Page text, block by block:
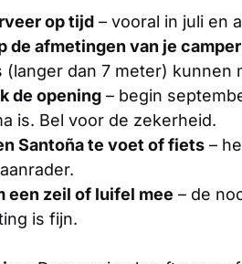
op tijd– vooral in juli en
de afmetingen van je camper
(langer dan 7 meter) kunnen
de opening– begin
is. Bel voor de zekerheid.
Santoña te voet of fiets–
een zeil of luifel mee – de
is fijn.